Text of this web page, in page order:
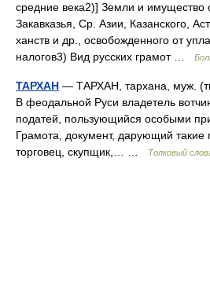
средние века2)] Земли и имущество
Закавказья, Ср. Азии, Казанского,
ханств и др., освобожденного от
налогов3) Вид русских грамот …
ТАРХАН — ТАРХАН, тархана, муж.
В феодальной Руси владетель
податей, пользующийся особыми
Грамота, документ, дарующий такие
торговец, скупщик,… …
Толковый